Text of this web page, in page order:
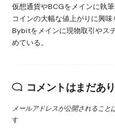
仮想通貨やBCGをメインに執
コインの大幅な値上がりに興
Bybitをメインに現物取引やス
めている。
コメントはまだあ
メールアドレスが公開されること
す